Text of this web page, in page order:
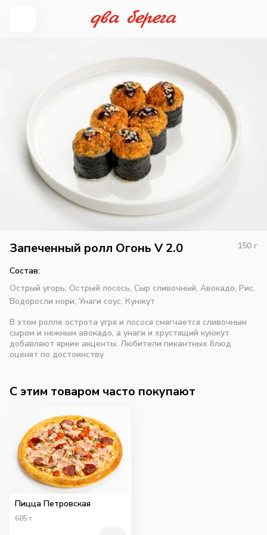
Запеченный ролл Огонь V 2.0 150 г
Состав:
Острый угорь, Острый лосось, Сыр сливочный, Авокадо, Рис,
Водоросли нори, Унаги соус, Кунжут
В этом ролле острота угря и лосося смягчается сливочным
сыром и нежным авокадо, а унаги и хрустящий кунжут
добавляют яркие акценты. Любители пикантных блюд
оценят по достоинству
C этим товаром часто покупают
Пицца Петровская
685 г